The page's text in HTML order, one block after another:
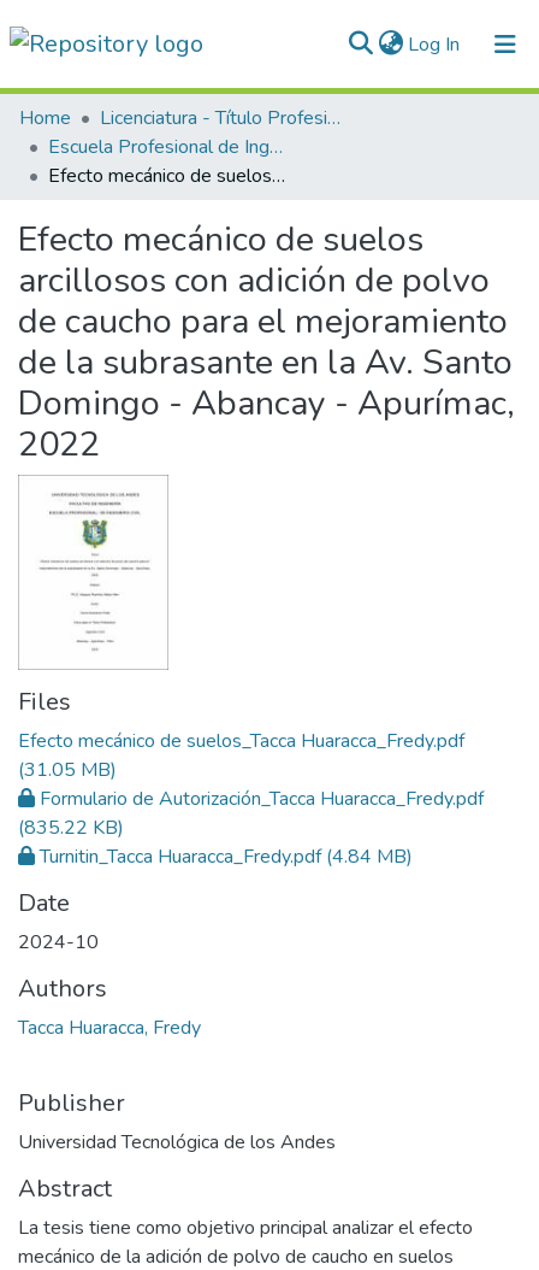
Log In (current)
Communities & Collections
All of DSpace
Normativas
Home
Licenciatura - Título Profesional
Escuela Profesional de Ingeniería Civil
Efecto mecánico de suelos arcillosos con adición de polvo de caucho para el mejoramiento de la subrasante en la Av. Santo Domingo - Abancay - Apurímac, 2022
Efecto mecánico de suelos
arcillosos con adición de polvo
de caucho para el mejoramiento
de la subrasante en la Av. Santo
Domingo - Abancay - Apurímac,
2022
Files
Efecto mecánico de suelos_Tacca Huaracca_Fredy.pdf
(31.05 MB)
Formulario de Autorización_Tacca Huaracca_Fredy.pdf
(835.22 KB)
Turnitin_Tacca Huaracca_Fredy.pdf(4.84 MB)
Date
2024-10
Authors
Tacca Huaracca, Fredy
Publisher
Universidad Tecnológica de los Andes
Abstract
La tesis tiene como objetivo principal analizar el efecto
mecánico de la adición de polvo de caucho en suelos